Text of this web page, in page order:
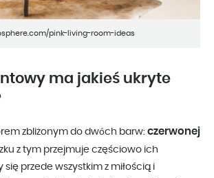
pink-living-room-ideas
ma jakieś ukryte
zbliżonym do dwóch barw: czerwonej
z tym przejmuje częściowo ich
się przede wszystkim z miłością i